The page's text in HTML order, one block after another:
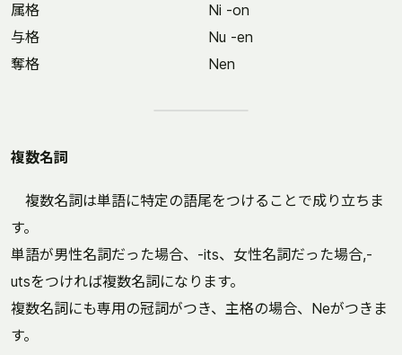
属格
与格
奪格
Ni -on
Nu -en
Nen
複数名詞
複数名詞は単語に特定の語尾をつけることで成り立ちま
す。
単語が男性名詞だった場合、-its、女性名詞だった場合,-
utsをつければ複数名詞になります。
複数名詞にも専用の冠詞がつき、主格の場合、Neがつきま
す。